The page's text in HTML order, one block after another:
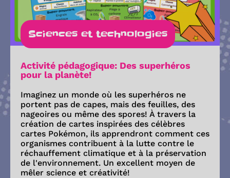
Sciences et technologies
Activité pédagogique: Des superhéros
pour la planète!
Imaginez un monde où les superhéros ne
portent pas de capes, mais des feuilles, des
nageoires ou même des spores! À travers la
création de cartes inspirées des célèbres
cartes Pokémon, ils apprendront comment ces
organismes contribuent à la lutte contre le
réchauffement climatique et à la préservation
de l'environnement. Un excellent moyen de
mêler science et créativité!